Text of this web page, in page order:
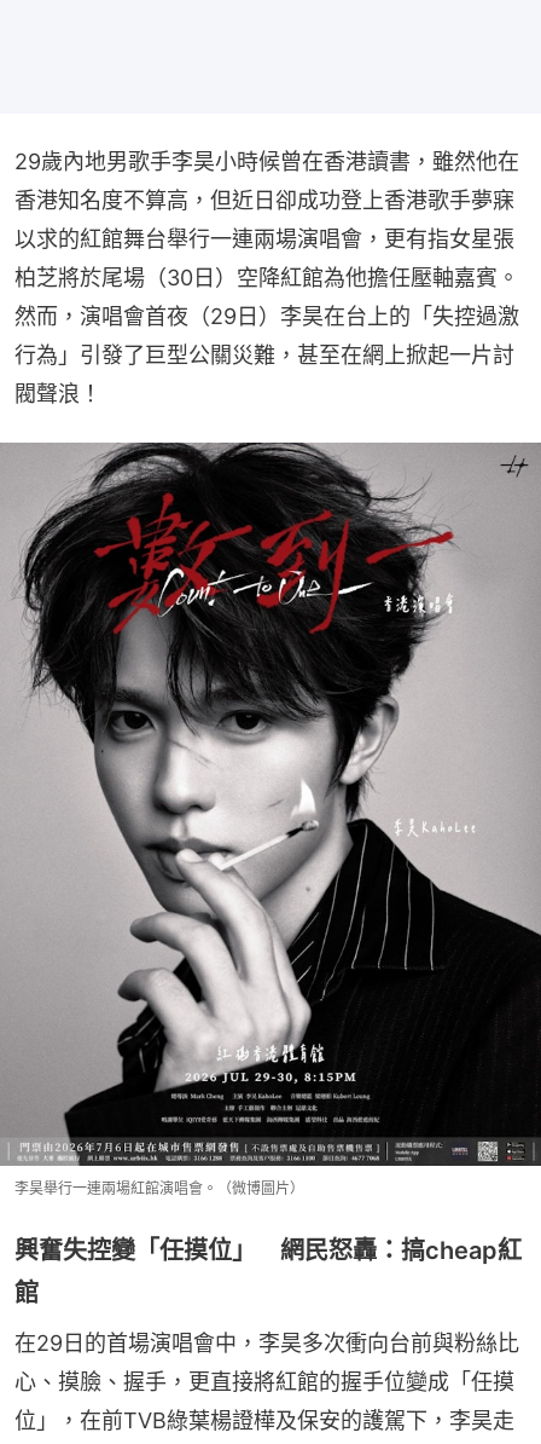
29歲內地男歌手李昊小時候曾在香港讀書，雖然他在
香港知名度不算高，但近日卻成功登上香港歌手夢寐
以求的紅館舞台舉行一連兩場演唱會，更有指女星張
柏芝將於尾場（30日）空降紅館為他擔任壓軸嘉賓。
然而，演唱會首夜（29日）李昊在台上的「失控過激
行為」引發了巨型公關災難，甚至在網上掀起一片討
閥聲浪！
李昊舉行一連兩場紅館演唱會。（微博圖片）
興奮失控變「任摸位」 網民怒轟：搞cheap紅
館
在29日的首場演唱會中，李昊多次衝向台前與粉絲比
心、摸臉、握手，更直接將紅館的握手位變成「任摸
位」，在前TVB綠葉楊證樺及保安的護駕下，李昊走